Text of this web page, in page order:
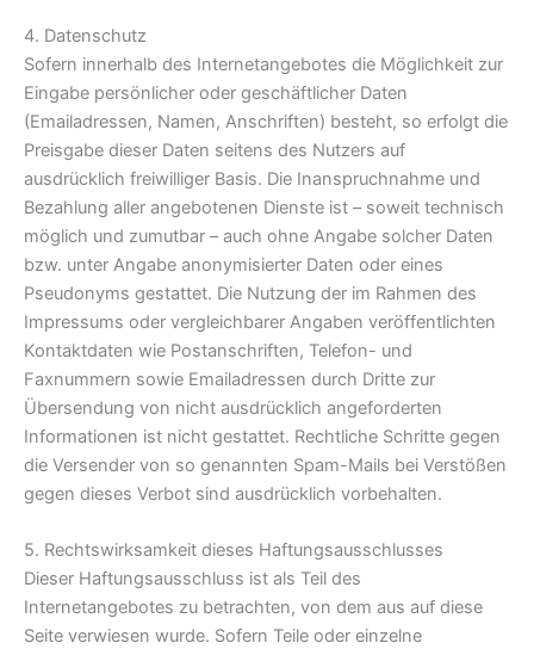
4. Datenschutz
Sofern innerhalb des Internetangebotes die Möglichkeit zur
Eingabe persönlicher oder geschäftlicher Daten
(Emailadressen, Namen, Anschriften) besteht, so erfolgt die
Preisgabe dieser Daten seitens des Nutzers auf
ausdrücklich freiwilliger Basis. Die Inanspruchnahme und
Bezahlung aller angebotenen Dienste ist – soweit technisch
möglich und zumutbar – auch ohne Angabe solcher Daten
bzw. unter Angabe anonymisierter Daten oder eines
Pseudonyms gestattet. Die Nutzung der im Rahmen des
Impressums oder vergleichbarer Angaben veröffentlichten
Kontaktdaten wie Postanschriften, Telefon- und
Faxnummern sowie Emailadressen durch Dritte zur
Übersendung von nicht ausdrücklich angeforderten
Informationen ist nicht gestattet. Rechtliche Schritte gegen
die Versender von so genannten Spam-Mails bei Verstößen
gegen dieses Verbot sind ausdrücklich vorbehalten.
5. Rechtswirksamkeit dieses Haftungsausschlusses
Dieser Haftungsausschluss ist als Teil des
Internetangebotes zu betrachten, von dem aus auf diese
Seite verwiesen wurde. Sofern Teile oder einzelne